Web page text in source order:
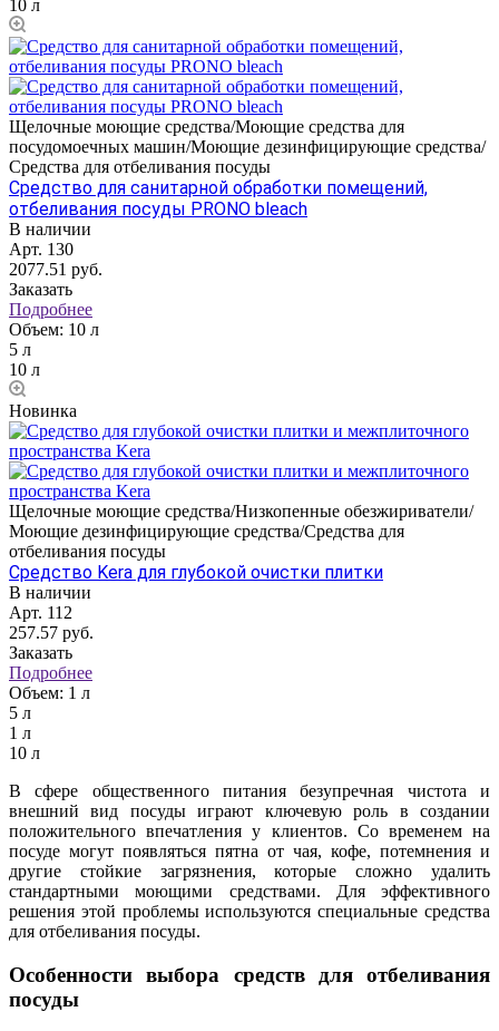
10 л
Щелочные моющие средства/Моющие средства для
посудомоечных машин/Моющие дезинфицирующие средства/
Средства для отбеливания посуды
Средство для санитарной обработки помещений,
отбеливания посуды PRONO bleach
В наличии
Арт. 130
2077.51 руб.
Заказать
Подробнее
Объем: 10 л
5 л
10 л
Новинка
Щелочные моющие средства/Низкопенные обезжириватели/
Моющие дезинфицирующие средства/Средства для
отбеливания посуды
Средство Kera для глубокой очистки плитки
В наличии
Арт. 112
257.57 руб.
Заказать
Подробнее
Объем: 1 л
5 л
1 л
10 л
​В сфере общественного питания безупречная чистота и
внешний вид посуды играют ключевую роль в создании
положительного впечатления у клиентов. Со временем на
посуде могут появляться пятна от чая, кофе, потемнения и
другие стойкие загрязнения, которые сложно удалить
стандартными моющими средствами. Для эффективного
решения этой проблемы используются специальные средства
для отбеливания посуды.​
Особенности выбора средств для отбеливания
посуды